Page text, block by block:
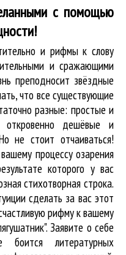
с помощью
и рифмы к слову
и сражающими
преподносит звёздные
что все существующие
разные: простые и
дешёвые и
не стоит отчаиваться!
процессу озарения
которого у вас
стихотворная строка.
сделать за вас этот
рифму к вашему
Заявите о себе
литературных